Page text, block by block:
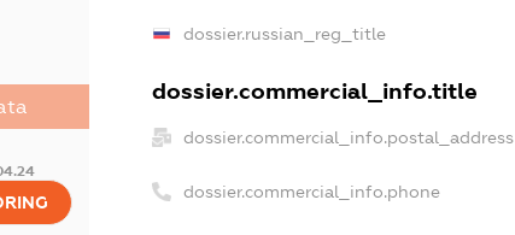
dossier.russian_reg_title
dossier.commercial_info.title
dossier.commercial_info.postal_address
dossier.commercial_info.phone